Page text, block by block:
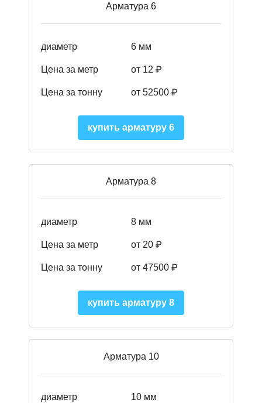
Арматура 6
диаметр 6 мм
Цена за метр от 12 ₽
Цена за тонну от 52500 ₽
купить арматуру 6
Арматура 8
диаметр 8 мм
Цена за метр от 20 ₽
Цена за тонну от 47500 ₽
купить арматуру 8
Арматура 10
диаметр 10 мм